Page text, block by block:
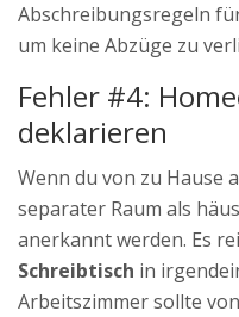
Abschreibungsregeln
um keine Abzüge zu
Fehler #4:
deklarieren
Wenn du von zu Hause
separater Raum als
anerkannt werden. Es
Schreibtisch in
Arbeitszimmer sollte